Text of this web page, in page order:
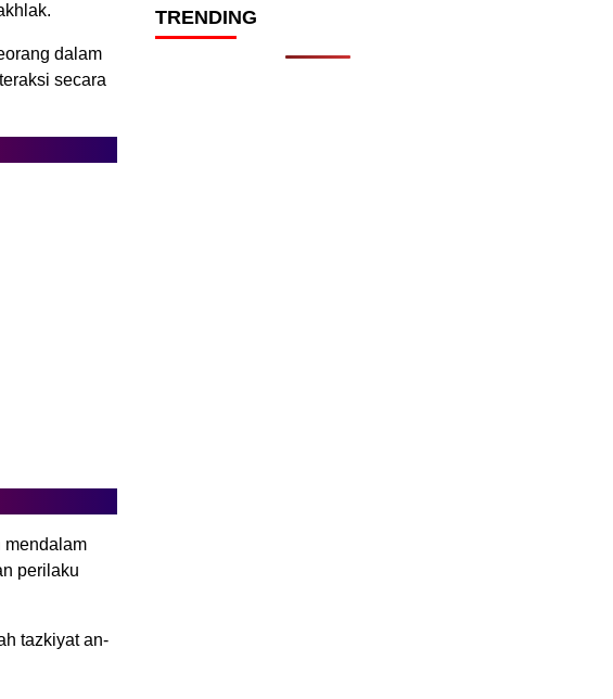
dalam
secara
mendalam
perilaku
tazkiyat an-
TRENDING